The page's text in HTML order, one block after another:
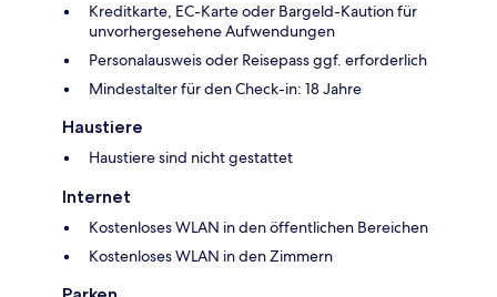
Kreditkarte, EC-Karte oder Bargeld-Kaution für
unvorhergesehene Aufwendungen
Personalausweis oder Reisepass ggf. erforderlich
Mindestalter für den Check-in: 18 Jahre
Haustiere
Haustiere sind nicht gestattet
Internet
Kostenloses WLAN in den öffentlichen Bereichen
Kostenloses WLAN in den Zimmern